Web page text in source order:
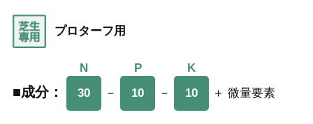
プロターフ用
■成分：
N
30
－
P
10
－
K
10
＋微量要素
■成分：
N
30
P
10
K
10
微量要素
■成分：
N
30
P
10
K
10
微量要素